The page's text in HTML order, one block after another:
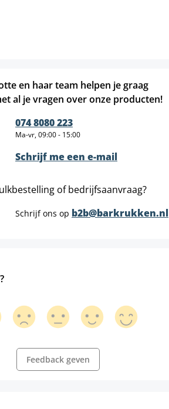
en haar team helpen je graag
al je vragen over onze producten!
074 8080 223
Ma-vr, 09:00 - 15:00
Schrijf me een e-mail
of bedrijfsaanvraag?
Schrijf ons op b2b@barkrukken.nl
Feedback geven